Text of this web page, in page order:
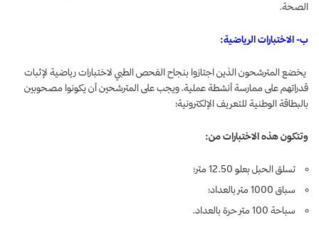
الصحة.
ب- الاختبارات الرياضية:
يخضع المترشحون الذين اجتازوا بنجاح الفحص الطبي لاختبارات رياضية لإثبات
قدراتهم على ممارسة أنشطة عملية، ويجب على المترشحين أن يكونوا مصحوبين
بالبطاقة الوطنية للتعريف الإلكترونية؛
وتتكون هذه الاختبارات من:
تسلق الحبل بعلو 12.50 متر؛
سباق 1000 متر بالعداد؛
سباحة 100 متر حرة بالعداد.